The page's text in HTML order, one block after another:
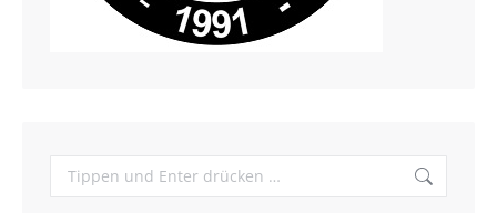
Search: